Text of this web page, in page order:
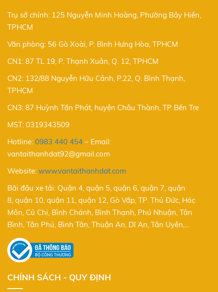
Trụ sở chính: 125 Nguyễn Minh Hoàng, Phường Bảy Hiền,
TPHCM
Văn phòng: 56 Gò Xoài, P. Bình Hưng Hòa, TPHCM
CN1: 87 TL 19, P. Thạnh Xuân, Q. 12, TPHCM
CN2: 132/88 Nguyễn Hữu Cảnh, P.22, Q. Bình Thạnh,
TPHCM
CN3: 87 Huỳnh Tấn Phát, huyện Châu Thành, TP Bến Tre
MST: 0319343509
Hotline: 0983 440 454 – Email:
vantaithanhdat92@gmail.com
Website: www.vantaithanhdat.com
Bãi đậu xe tải: Quận 4, quận 5, quận 6, quận 7, quận
8, quận 10, quận 11, quận 12, Gò Vấp, TP. Thủ Đức, Hóc
Môn, Củ Chi, Bình Chánh, Bình Thạnh, Phú Nhuận, Tân
Bình, Tân Phú, Bình Tân, Thuận An, Dĩ An, Tân Uyên,...
CHÍNH SÁCH - QUY ĐỊNH